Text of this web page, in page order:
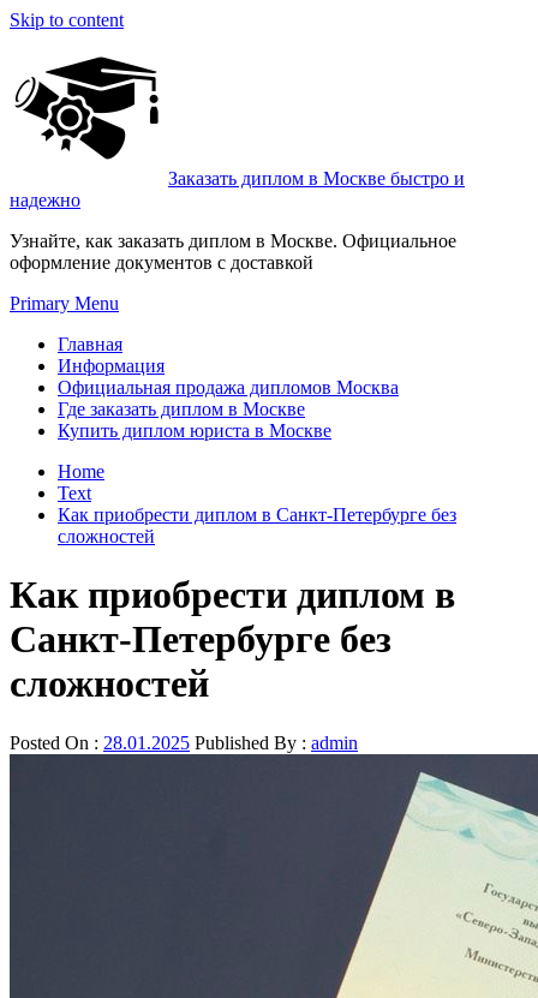
Skip to content
Заказать диплом в Москве быстро и
надежно
Узнайте, как заказать диплом в Москве. Официальное
оформление документов с доставкой
Primary Menu
Главная
Информация
Официальная продажа дипломов Москва
Где заказать диплом в Москве
Купить диплом юриста в Москве
Home
Text
Как приобрести диплом в Санкт-Петербурге без
сложностей
Как приобрести диплом в
Санкт-Петербурге без
сложностей
Posted On : 28.01.2025 Published By : admin